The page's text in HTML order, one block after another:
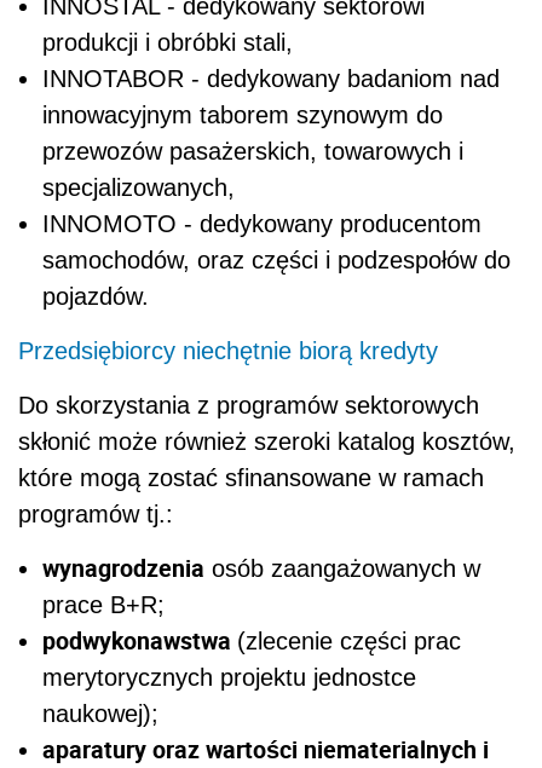
INNOSTAL - dedykowany sektorowi
produkcji i obróbki stali,
INNOTABOR - dedykowany badaniom nad
innowacyjnym taborem szynowym do
przewozów pasażerskich, towarowych i
specjalizowanych,
INNOMOTO - dedykowany producentom
samochodów, oraz części i podzespołów do
pojazdów.
Przedsiębiorcy niechętnie biorą kredyty
Do skorzystania z programów sektorowych
skłonić może również szeroki katalog kosztów,
które mogą zostać sfinansowane w ramach
programów tj.:
wynagrodzenia osób zaangażowanych w
prace B+R;
podwykonawstwa (zlecenie części prac
merytorycznych projektu jednostce
naukowej);
aparatury oraz wartości niematerialnych i